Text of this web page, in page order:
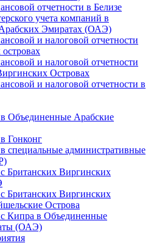
отчетности в Белизе
учета компаний в
Эмиратах (ОАЭ)
и налоговой отчетности
и налоговой отчетности
Островах
и налоговой отчетности в
Объединенные Арабские
Гонконг
специальные административные
Британских Виргинских
Британских Виргинских
Острова
Кипра в Объединенные
(ОАЭ)